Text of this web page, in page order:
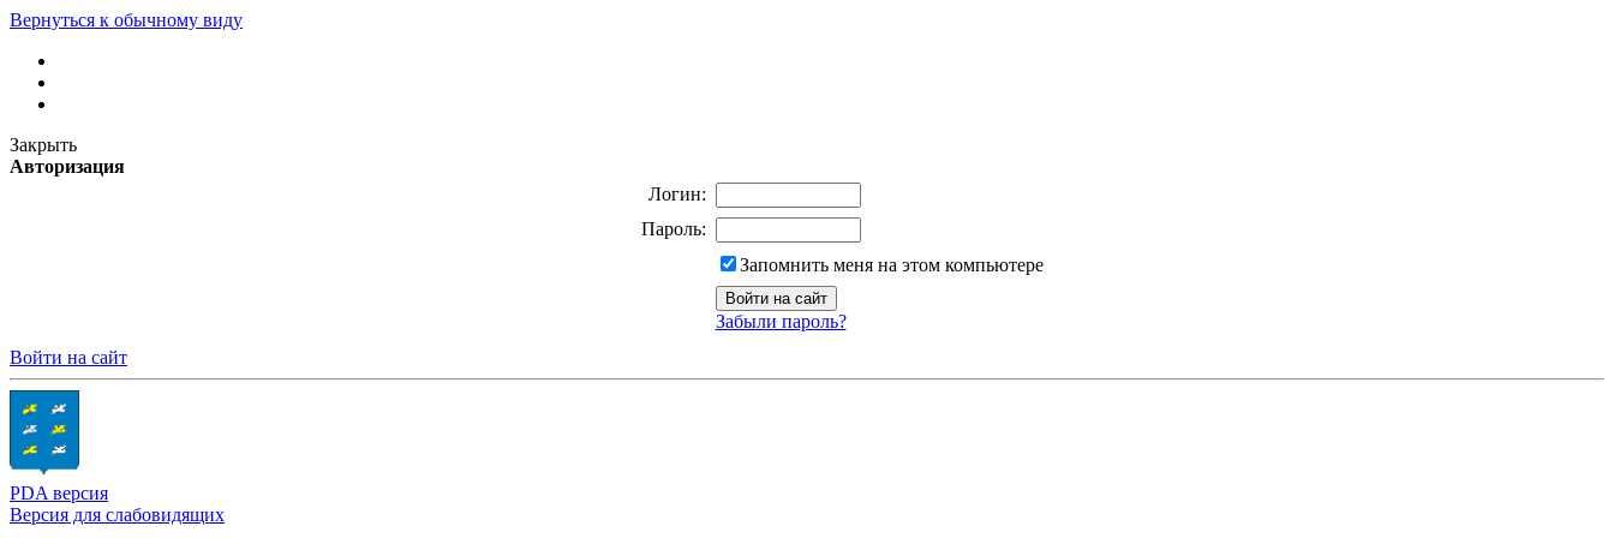
Вернуться к обычному виду
Закрыть
Авторизация
Логин:
Пароль:
Запомнить меня на этом компьютере
Забыли пароль?
Войти на сайт
PDA версия
Версия для слабовидящих